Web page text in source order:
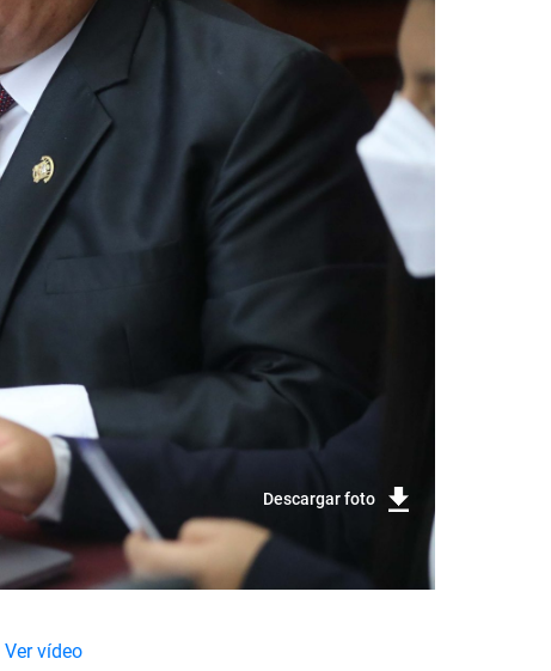
Descargar foto
Ver vídeo